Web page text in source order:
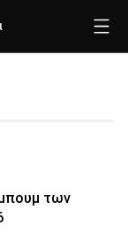
των